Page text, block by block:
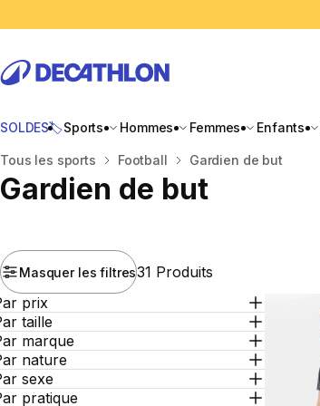
SOLDES🏷️Sports Hommes Femmes Enfants
Accueil
Tous les sports Football Gardien de but
Gardien de but
Masquer les filtres31 Produits
prix
taille
marque
nature
sexe
pratique